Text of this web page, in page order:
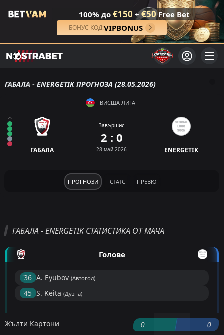
100% до €150 + €50Free Bet
БОНУС КОД:VIPBONUS
ГАБАЛА - ENERGETIK ПРОГНОЗА (28.05.2026)
ВИСША ЛИГА
ГАБАЛА
Завършил
2 : 0
28 май 2026 ENERGETIK
ПРОГНОЗИ СТАТС ПРЕВЮ
ГАБАЛА - ENERGETIK СТАТИСТИКА ОТ МАЧА
Голове
'36 ︎ A. Eyubov (Автогол)
'45 ︎ S. Keita (Дузпа)
Жълти Картони 0 0